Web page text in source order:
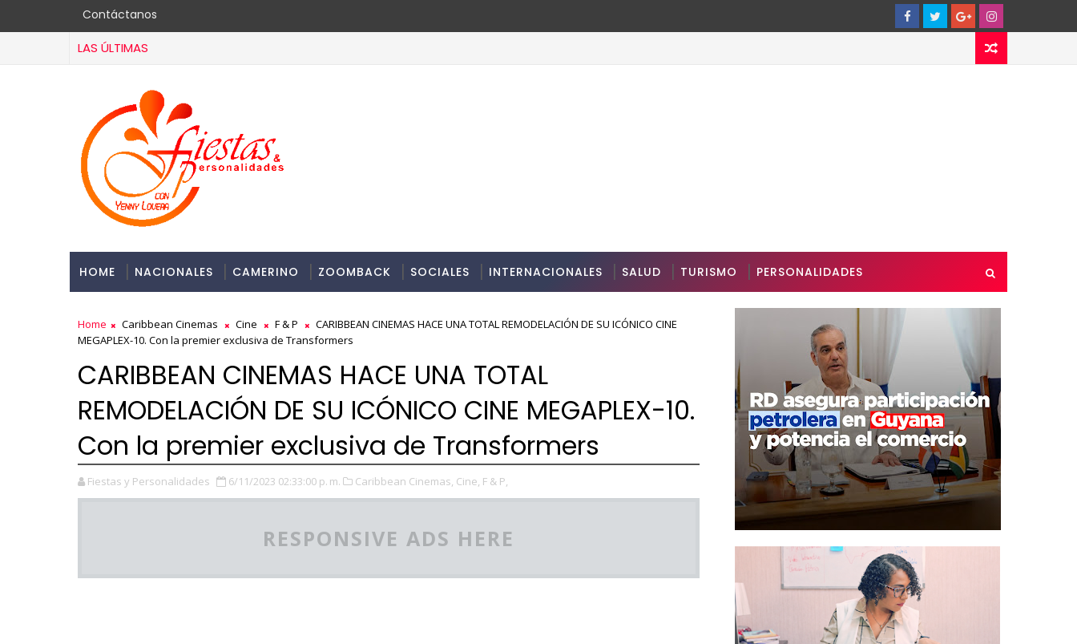
Contáctanos
LAS ÚLTIMAS
HOME NACIONALES CAMERINO ZOOMBACK SOCIALES INTERNACIONALES SALUD TURISMO PERSONALIDADES
Home Caribbean Cinemas Cine F & P
CARIBBEAN CINEMAS HACE UNA TOTAL REMODELACIÓN DE SU ICÓNICO CINE
MEGAPLEX-10. Con la premier exclusiva de Transformers
CARIBBEAN CINEMAS HACE UNA TOTAL
REMODELACIÓN DE SU ICÓNICO CINE MEGAPLEX-10.
Con la premier exclusiva de Transformers
Fiestas y Personalidades 6/11/2023 02:33:00 p. m. Caribbean Cinemas, Cine, F & P,
RESPONSIVE ADS HERE